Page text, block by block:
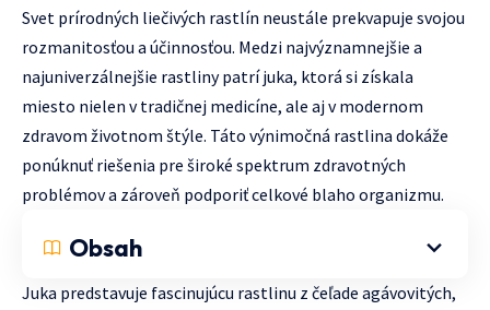
Svet prírodných liečivých rastlín neustále prekvapuje svojou
rozmanitosťou a účinnosťou. Medzi najvýznamnejšie a
najuniverzálnejšie rastliny patrí juka, ktorá si získala
miesto nielen v tradičnej medicíne, ale aj v modernom
zdravom životnom štýle. Táto výnimočná rastlina dokáže
ponúknuť riešenia pre široké spektrum zdravotných
problémov a zároveň podporiť celkové blaho organizmu.
Obsah
Juka predstavuje fascinujúcu rastlinu z čeľade agávovitých,